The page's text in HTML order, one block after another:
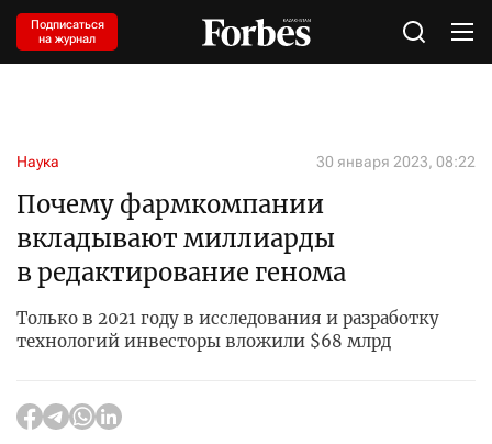
Подписаться
на журнал
Наука 30 января 2023, 08:22
Почему фармкомпании
вкладывают миллиарды
в редактирование генома
Только в 2021 году в исследования и разработку
технологий инвесторы вложили $68 млрд